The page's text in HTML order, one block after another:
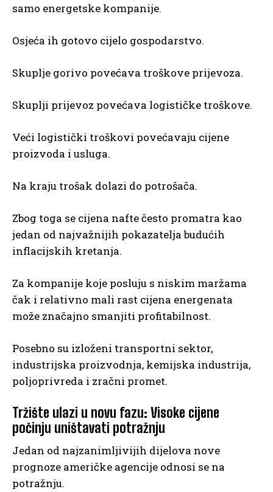
samo energetske kompanije.
Osjeća ih gotovo cijelo gospodarstvo.
Skuplje gorivo povećava troškove prijevoza.
Skuplji prijevoz povećava logističke troškove.
Veći logistički troškovi povećavaju cijene
proizvoda i usluga.
Na kraju trošak dolazi do potrošača.
Zbog toga se cijena nafte često promatra kao
jedan od najvažnijih pokazatelja budućih
inflacijskih kretanja.
Za kompanije koje posluju s niskim maržama
čak i relativno mali rast cijena energenata
može značajno smanjiti profitabilnost.
Posebno su izloženi transportni sektor,
industrijska proizvodnja, kemijska industrija,
poljoprivreda i zračni promet.
Tržište ulazi u novu fazu: Visoke cijene
počinju uništavati potražnju
Jedan od najzanimljivijih dijelova nove
prognoze američke agencije odnosi se na
potražnju.